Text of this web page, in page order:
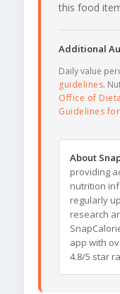
this food
Additional
Daily value
guidelines.
Office of
Guidelines
About
providing
nutrition
regularly
research
app with
4.8/5 star